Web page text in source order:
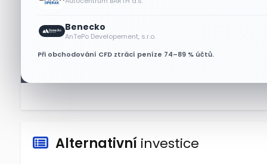
Benecko
AnTePo Developement, s.r.o.
Při obchodování CFD ztrácí peníze 74–89 % účtů.
Lisa Su zlehčuje Muskův
závazek vůči Nvidii. Akcie AMD
po výsledcích klesají
Alternativní investice